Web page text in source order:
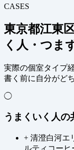
CASES
東京都江東
く人・つま
実際の個室タイプ
書く前に自分がど
◯
うまくいく人の
+ 清澄白河エ
ルティコー